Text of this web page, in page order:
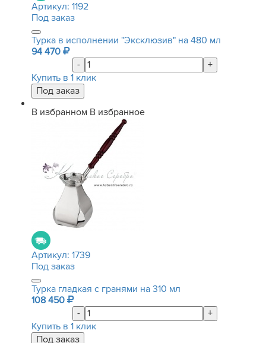
Артикул: 1192
Под заказ
Турка в исполнении "Эксклюзив" на 480 мл
94 470
-
+
Купить в 1 клик
В избранном В избранное
Артикул: 1739
Под заказ
Турка гладкая с гранями на 310 мл
108 450
-
+
Купить в 1 клик